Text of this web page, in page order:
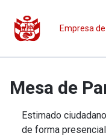
Empresa
Mesa de
Estimado
de forma